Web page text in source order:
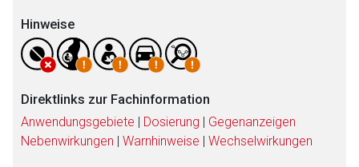
Hinweise
Direktlinks zur Fachinformation
Anwendungsgebiete | Dosierung | Gegenanzeigen
Nebenwirkungen | Warnhinweise | Wechselwirkungen